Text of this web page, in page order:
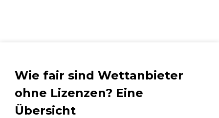
Wie fair sind Wettanbieter
ohne Lizenzen? Eine
Übersicht